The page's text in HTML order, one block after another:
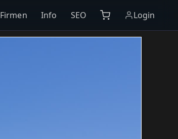
Firmen Info SEO Login